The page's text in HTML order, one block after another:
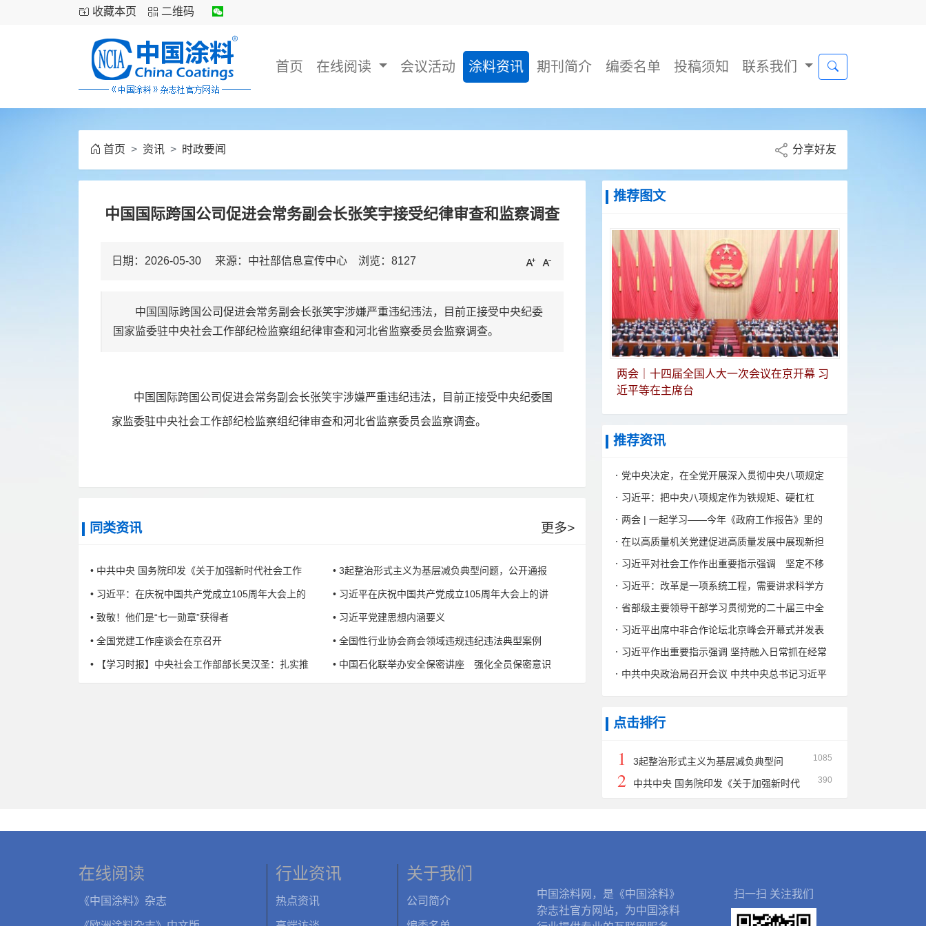
收藏本页 二维码
首页 在线阅读 会议活动 涂料资讯 期刊简介 编委名单 投稿须知 联系我们
首页 资讯 时政要闻 分享好友
中国国际跨国公司促进会常务副会长张笑宇接受纪律审查和监察调查
日期：2026-05-30 来源：中社部信息宣传中心 浏览： 8127
中国国际跨国公司促进会常务副会长张笑宇涉嫌严重违纪违法，目前正接受中央纪委
国家监委驻中央社会工作部纪检监察组纪律审查和河北省监察委员会监察调查。
中国国际跨国公司促进会常务副会长张笑宇涉嫌严重违纪违法，目前正接受中央纪委国
家监委驻中央社会工作部纪检监察组纪律审查和河北省监察委员会监察调查。
同类资讯 更多>
• 中共中央 国务院印发《关于加强新时代社会工作 • 3起整治形式主义为基层减负典型问题，公开通报
• 习近平：在庆祝中国共产党成立105周年大会上的 • 习近平在庆祝中国共产党成立105周年大会上的讲
• 致敬！他们是“七一勋章”获得者 • 习近平党建思想内涵要义
• 全国党建工作座谈会在京召开 • 全国性行业协会商会领域违规违纪违法典型案例
• 【学习时报】中央社会工作部部长吴汉圣：扎实推 • 中国石化联举办安全保密讲座 强化全员保密意识
推荐图文
两会｜十四届全国人大一次会议在京开幕 习
近平等在主席台
推荐资讯
党中央决定，在全党开展深入贯彻中央八项规定
精神学习教育
习近平：把中央八项规定作为铁规矩、硬杠杠
两会 | 一起学习——今年《政府工作报告》里的
新词
在以高质量机关党建促进高质量发展中展现新担
当新作为——中央和国家机关部门机关党委书记
专题培训班侧记
习近平对社会工作作出重要指示强调 坚定不移
走中国特色社会主义社会治理之路 推动新时代
社会工作高质量发展
习近平：改革是一项系统工程，需要讲求科学方
法
省部级主要领导干部学习贯彻党的二十届三中全
会精神专题研讨班结业 蔡奇出席结业式并作总结
讲话
习近平出席中非合作论坛北京峰会开幕式并发表
主旨讲话
习近平作出重要指示强调 坚持融入日常抓在经常
把党纪学习教育成果持续转化为推动高质量发展
中共中央政治局召开会议 中共中央总书记习近平
点击排行
1085
1
3起整治形式主义为基层减负典型问
题，公开通报！
390
2
中共中央 国务院印发《关于加强新时代
在线阅读
《中国涂料》杂志
行业资讯
热点资讯
关于我们
公司简介
中国涂料网，是《中国涂料》
杂志社官方网站，为中国涂料
扫一扫 关注我们